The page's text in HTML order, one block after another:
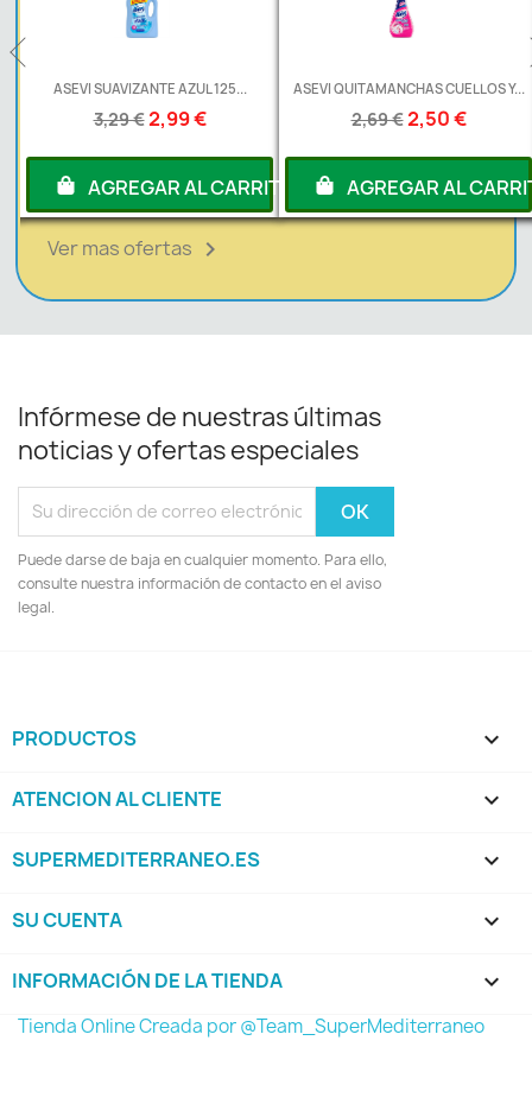
ASEVI SUAVIZANTE AZUL 125...
3,29 €2,99 €
AGREGAR AL CARRITO
ASEVI QUITAMANCHAS CUELLOS Y...
2,69 €2,50 €
AGREGAR AL
Ver mas ofertas 
Infórmese de nuestras últimas
noticias y ofertas especiales
Puede darse de baja en cualquier momento. Para ello,
consulte nuestra información de contacto en el aviso
legal.
PRODUCTOS 
ATENCION AL CLIENTE 
SUPERMEDITERRANEO.ES 
SU CUENTA 
INFORMACIÓN DE LA TIENDA keyboard_arrow_down
Tienda Online Creada por @Team_SuperMediterraneo